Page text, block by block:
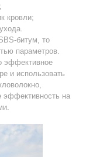
кровли;
битум, то
параметров.
эффективное
и использовать
эффективность на